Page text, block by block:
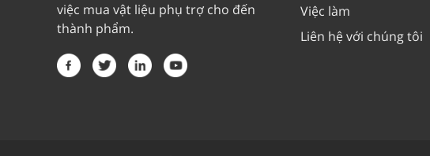
việc mua vật liệu phụ trợ cho đến
thành phẩm.
Việc làm
Liên hệ với chúng tôi